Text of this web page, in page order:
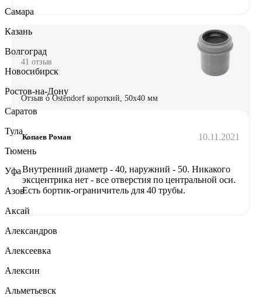
41 отзыв
Отзыв о Ostendorf короткий, 50х40 мм
Копаев Роман 10.11.2021
Внутренний диаметр - 40, наружний - 50. Никакого
эксцентрика нет - все отверстия по центральной оси.
Есть бортик-ограничитель для 40 трубы.
Самара
Казань
Волгоград
Новосибирск
Ростов-на-Дону
Саратов
Тула
Тюмень
Уфа
Азов
Аксай
Александров
Алексеевка
Алексин
Альметьевск